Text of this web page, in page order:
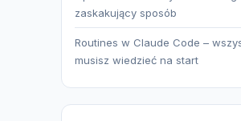
zaskakujący sposób
Routines w Claude Code –
musisz wiedzieć na start